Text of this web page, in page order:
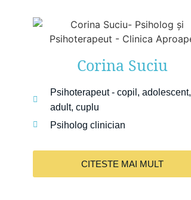
Corina Suciu
Psihoterapeut - copil, adolescent,
adult, cuplu
Psiholog clinician
CITESTE MAI MULT